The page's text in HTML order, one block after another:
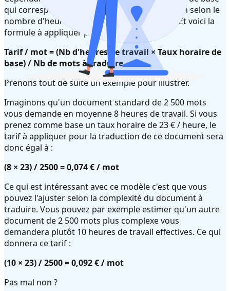
qui correspond à vos prestations de traduction selon le
nombre d'heures que vous allez y consacrer. Et voici la
formule à appliquer pour cela :
Tarif / mot = (Nb d'heures de travail × Taux horaire de
base) / Nb de mots à traduire
Prenons tout de suite un exemple pour illustrer.
Imaginons qu'un document standard de 2 500 mots
vous demande en moyenne 8 heures de travail. Si vous
prenez comme base un taux horaire de 23 € / heure, le
tarif à appliquer pour la traduction de ce document sera
donc égal à :
(8 × 23) / 2500 = 0,074 € / mot
Ce qui est intéressant avec ce modèle c'est que vous
pouvez l'ajuster selon la complexité du document à
traduire. Vous pouvez par exemple estimer qu'un autre
document de 2 500 mots plus complexe vous
demandera plutôt 10 heures de travail effectives. Ce qui
donnera ce tarif :
(10 × 23) / 2500 = 0,092 € / mot
Pas mal non ?